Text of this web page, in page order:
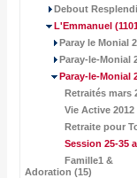
Debout
L'Emmanuel
Paray le Monial
Paray-le-Monial
Paray-le-Monial
Retraités mars
Vie Active 2012
Retraite pour
Session 25-35
Famille1 &
Adoration (15)